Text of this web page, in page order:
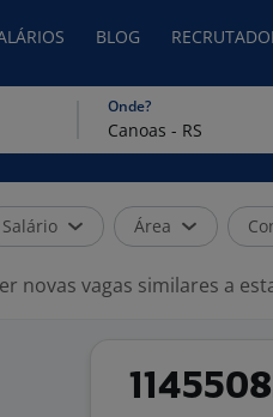
BLOG
Onde?
Salário Área
novas vagas similares a